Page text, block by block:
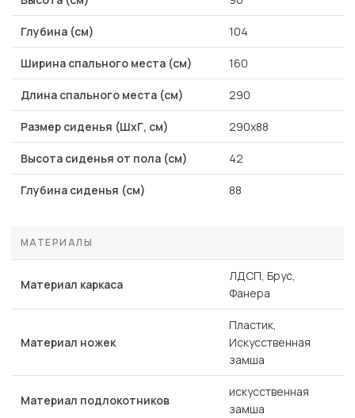
Глубина (см) 104
Ширина спального места (см) 160
Длина спального места (см) 290
Размер сиденья (ШхГ, см) 290x88
Высота сиденья от пола (см) 42
Глубина сиденья (см) 88
МАТЕРИАЛЫ
Материал каркаса
ЛДСП, Брус,
Фанера
Материал ножек
Пластик,
Искусственная
замша
Материал подлокотников
искусственная
замша